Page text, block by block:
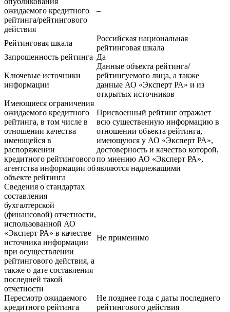
ожидаемого кредитного
рейтинга/рейтингового
действия
–
Рейтинговая шкала
Российская национальная
рейтинговая шкала
Запрошенность рейтинга Да
Ключевые источники
информации
Данные объекта рейтинга/
рейтингуемого лица, а также
данные АО «Эксперт РА» и из
открытых источников
Имеющиеся ограничения
ожидаемого кредитного
рейтинга, в том числе в
отношении качества
имеющейся в
распоряжении
кредитного рейтингового
агентства информации об
объекте рейтинга
Присвоенный рейтинг отражает
всю существенную информацию в
отношении объекта рейтинга,
имеющуюся у АО «Эксперт РА»,
достоверность и качество которой,
по мнению АО «Эксперт РА»,
являются надлежащими
Сведения о стандартах
составления
бухгалтерской
(финансовой) отчетности,
использованной АО
«Эксперт РА» в качестве
источника информации
при осуществлении
рейтингового действия, а
также о дате составления
последней такой
отчетности
Не применимо
Пересмотр ожидаемого
кредитного рейтинга
Не позднее года с даты последнего
рейтингового действия